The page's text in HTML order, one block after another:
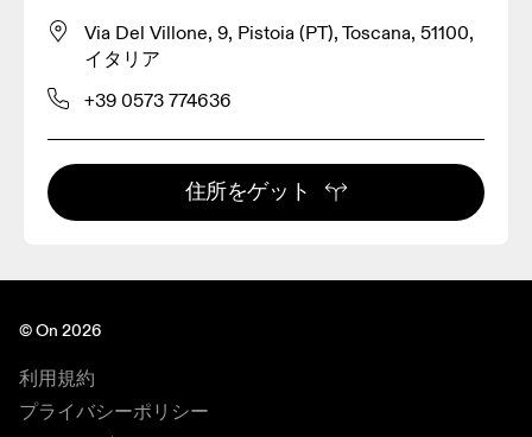
Via Del Villone, 9, Pistoia (PT), Toscana, 51100,
イタリア
+39 0573 774636
住所をゲット
© On 2026
利用規約
プライバシーポリシー